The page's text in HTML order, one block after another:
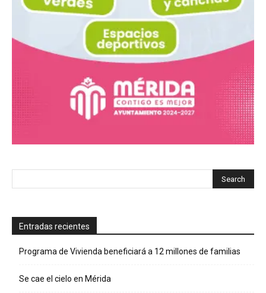
Entradas recientes
Programa de Vivienda beneficiará a 12 millones de familias
Se cae el cielo en Mérida